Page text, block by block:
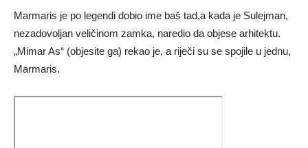
Marmaris je po legendi dobio ime baš tad,a kada je Sulejman,
nezadovoljan veličinom zamka, naredio da objese arhitektu.
„Mimar As“ (objesite ga) rekao je, a riječi su se spojile u jednu,
Marmaris.